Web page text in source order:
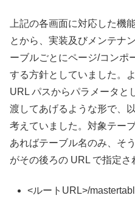
上記の各画面に対応した機
とから、実装及びメンテナ
ーブルごとにページ/コンポ
する方針としていました。
URL パスからパラメータと
渡してあげるような形で、
考えていました。対象テー
あればテーブル名のみ、そ
がその後ろの URL で指定さ
<ルートURL>/